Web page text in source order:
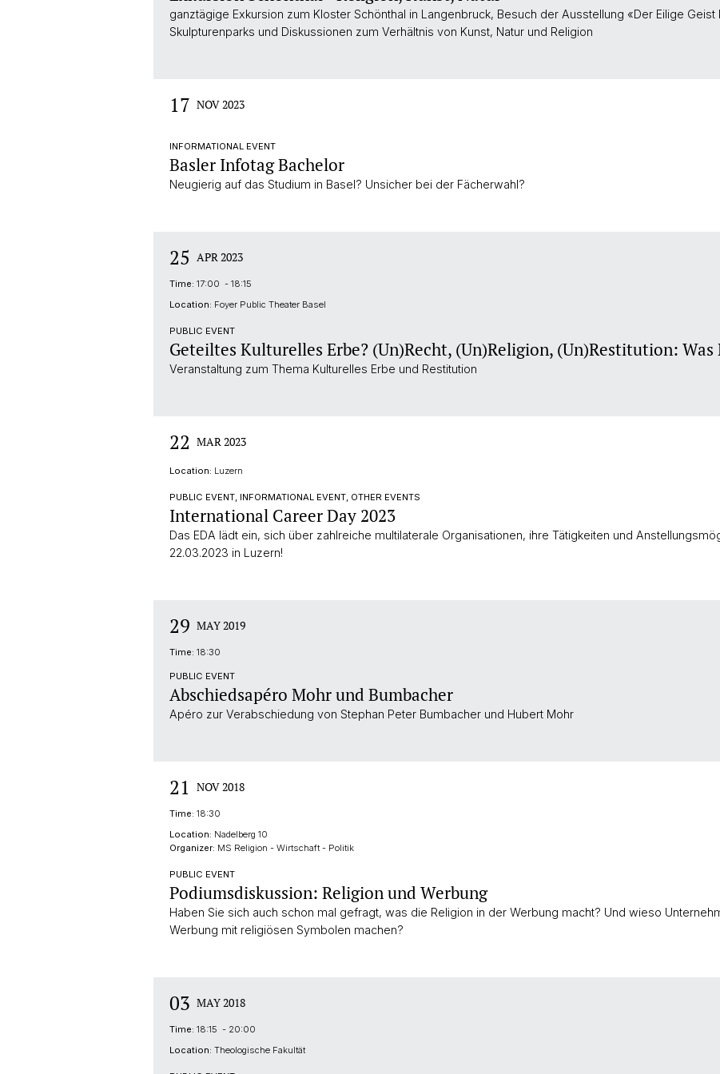
ganztägige Exkursion zum Kloster Schönthal in Langenbruck, Besuch der Ausstellung «Der Eilige
Skulpturenparks und Diskussionen zum Verhältnis von Kunst, Natur und Religion
17 NOV 2023
INFORMATIONAL EVENT
Basler Infotag Bachelor
Neugierig auf das Studium in Basel? Unsicher bei der Fächerwahl?
25 APR 2023
Time: 17:00 - 18:15
Location: Foyer Public Theater Basel
PUBLIC EVENT
Geteiltes Kulturelles Erbe? (Un)Recht, (Un)Religion, (Un)Restitution: Was
Veranstaltung zum Thema Kulturelles Erbe und Restitution
22 MAR 2023
Location: Luzern
PUBLIC EVENT, INFORMATIONAL EVENT, OTHER EVENTS
International Career Day 2023
Das EDA lädt ein, sich über zahlreiche multilaterale Organisationen, ihre Tätigkeiten und
22.03.2023 in Luzern!
29 MAY 2019
Time: 18:30
PUBLIC EVENT
Abschiedsapéro Mohr und Bumbacher
Apéro zur Verabschiedung von Stephan Peter Bumbacher und Hubert Mohr
21 NOV 2018
Time: 18:30
Location: Nadelberg 10
Organizer: MS Religion - Wirtschaft - Politik
PUBLIC EVENT
Podiumsdiskussion: Religion und Werbung
Haben Sie sich auch schon mal gefragt, was die Religion in der Werbung macht? Und wieso
Werbung mit religiösen Symbolen machen?
03 MAY 2018
Time: 18:15 - 20:00
Location: Theologische Fakultät